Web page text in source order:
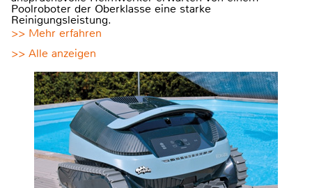
Poolroboter der Oberklasse eine starke
Reinigungsleistung.
>> Mehr erfahren
>> Alle anzeigen